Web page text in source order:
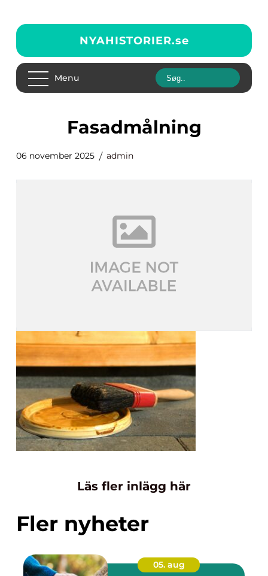
NYAHISTORIER.se
Menu
Fasadmålning
06 november 2025 admin
Läs fler inlägg här
Fler nyheter
05. aug